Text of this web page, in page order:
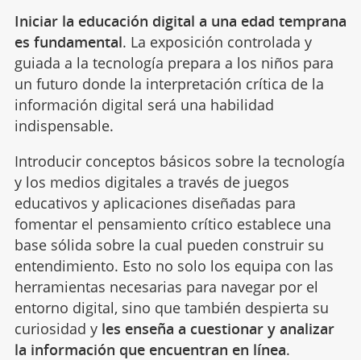
Iniciar la educación digital a una edad temprana
es fundamental. La exposición controlada y
guiada a la tecnología prepara a los niños para
un futuro donde la interpretación crítica de la
información digital será una habilidad
indispensable.
Introducir conceptos básicos sobre la tecnología
y los medios digitales a través de juegos
educativos y aplicaciones diseñadas para
fomentar el pensamiento crítico establece una
base sólida sobre la cual pueden construir su
entendimiento. Esto no solo los equipa con las
herramientas necesarias para navegar por el
entorno digital, sino que también despierta su
curiosidad y les enseña a cuestionar y analizar
la información que encuentran en línea.